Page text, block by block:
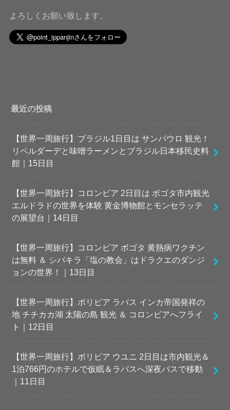
よろしくお願い致します。
最近の投稿
【世界一周旅行】ブラジル1日目は サンパウロ 観光！
リベルダーデと味噌ラーメンとブラジル日本移民史料
館｜15日目
【世界一周旅行】コロンビア 2日目は ボゴタ市内観光
エルドラドの世界を体験 黄金博物館とモンセラッテ
の展望台｜14日目
【世界一周旅行】コロンビア ボゴタ 黄熱病ワクチン
は無料 ＆ シパキラ「塩の教会」はドラクエのダンジ
ョンの世界！｜13日目
【世界一周旅行】ボリビア ラパス インカ帝国発祥の
地 チチカカ湖 太陽の島 観光 ＆ コロンビアへフライ
ト｜12日目
【世界一周旅行】ボリビア ウユニ 2日目は市内観光＆
1泊766円のホテルで仮眠＆ラパスへ深夜バスで移動
｜11日目